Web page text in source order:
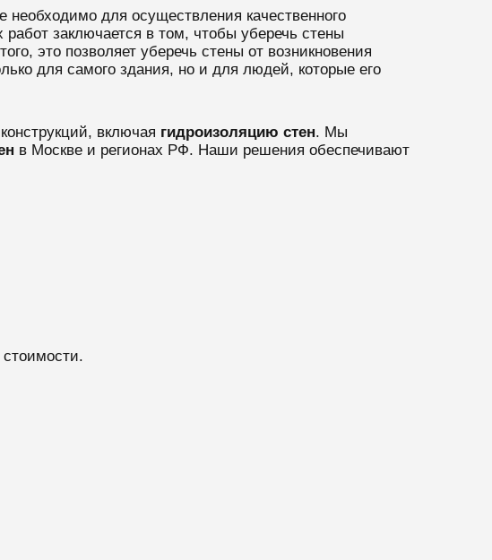
для осуществления качественного
работ заключается в том, чтобы уберечь стены
это позволяет уберечь стены от возникновения
для самого здания, но и для людей, которые его
включая гидроизоляцию стен. Мы
в Москве и регионах РФ. Наши решения обеспечивают
стоимости.